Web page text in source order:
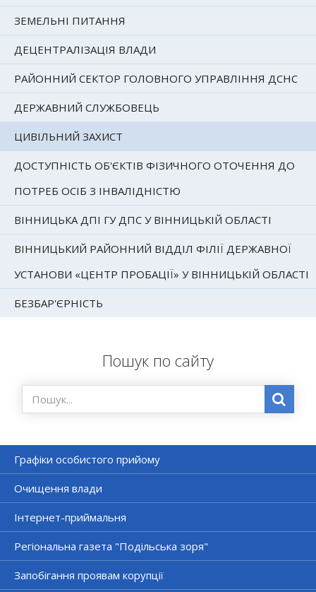
ЗЕМЕЛЬНІ ПИТАННЯ
ДЕЦЕНТРАЛІЗАЦІЯ ВЛАДИ
РАЙОННИЙ СЕКТОР ГОЛОВНОГО УПРАВЛІННЯ ДСНС
ДЕРЖАВНИЙ СЛУЖБОВЕЦЬ
ЦИВІЛЬНИЙ ЗАХИСТ
ДОСТУПНІСТЬ ОБ'ЄКТІВ ФІЗИЧНОГО ОТОЧЕННЯ ДО
ПОТРЕБ ОСІБ З ІНВАЛІДНІСТЮ
ВІННИЦЬКА ДПІ ГУ ДПС У ВІННИЦЬКІЙ ОБЛАСТІ
ВІННИЦЬКИЙ РАЙОННИЙ ВІДДІЛ ФІЛІЇ ДЕРЖАВНОЇ
УСТАНОВИ «ЦЕНТР ПРОБАЦІЇ» У ВІННИЦЬКІЙ ОБЛАСТІ
БЕЗБАР'ЄРНІСТЬ
Пошук по сайту
Графіки особистого прийому
Очищення влади
Інтернет-приймальня
Регіональна газета "Подільська зоря"
Запобігання проявам корупції